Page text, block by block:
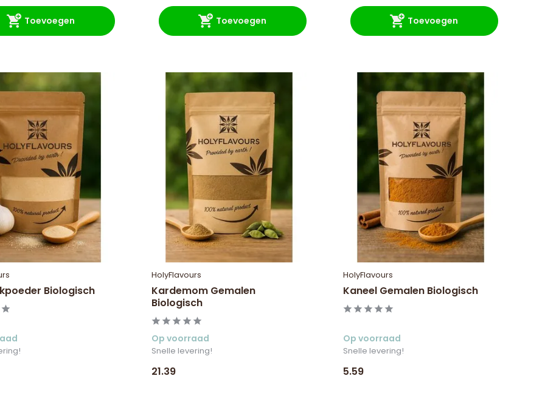
Toevoegen Toevoegen Toevoegen
Biologisch
HolyFlavours
Kardemom Gemalen
Biologisch
Op voorraad
Snelle levering!
21.39
HolyFlavours
Kaneel Gemalen Biologisch
Op voorraad
Snelle levering!
5.59